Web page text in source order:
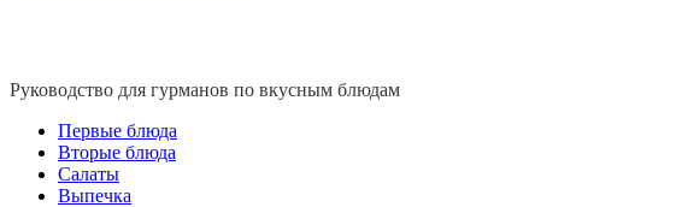
Руководство для гурманов по вкусным блюдам
Первые блюда
Вторые блюда
Салаты
Выпечка